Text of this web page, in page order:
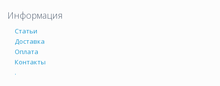
Информация
Статьи
Доставка
Оплата
Контакты
.